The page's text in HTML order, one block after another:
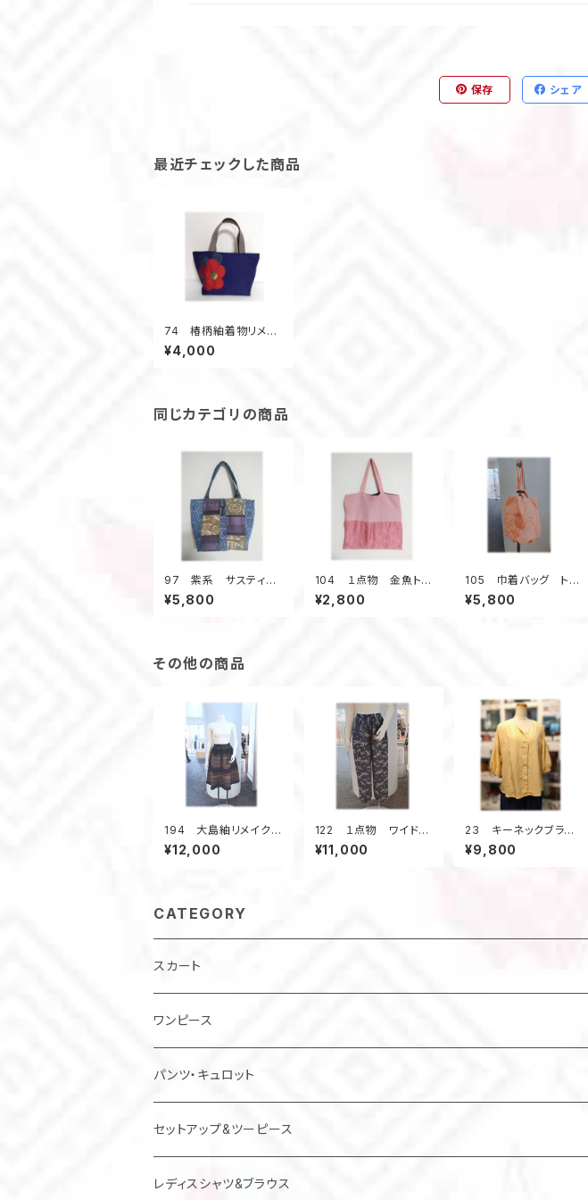
保存 シェア
最近チェックした商品
74 椿柄紬着物リメイ
クスモールトートバッグ
（紺）
¥4,000
同じカテゴリの商品
97 紫系 サスティナ
ブルトートバッグ 村山
大島 パッチワーク １
¥5,800
104 １点物 金魚トー
トバッグ エコバッグ
絞り着物リメイク ピン
¥2,800
105 巾着バッグ トー
トバッグ バケツ型バッ
グ 小さいサイズ 総
¥5,800
その他の商品
194 大島紬リメイク
ギャザーフレアスカー
ト ６枚接ぎ ボーダ
¥12,000
122 １点物 ワイドパ
ンツ 着物リメイク
小花柄 紺系 ロング
¥11,000
23 キーネックブラウ
ス 前開きブラウス
着物アップサイクル オ
¥9,800
CATEGORY
スカート
ワンピース
チュニック
ジャンパースカート
パンツ・キュロット
セットアップ&ツーピース
レディスシャツ&ブラウス